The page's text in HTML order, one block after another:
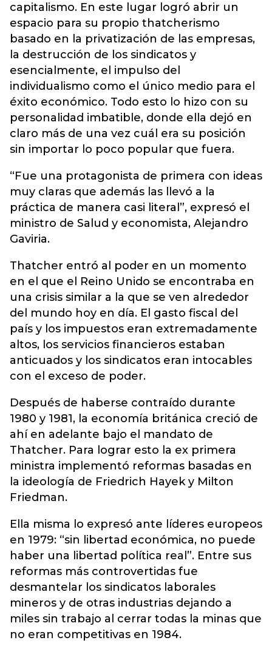
capitalismo. En este lugar logró abrir un
espacio para su propio thatcherismo
basado en la privatización de las empresas,
la destrucción de los sindicatos y
esencialmente, el impulso del
individualismo como el único medio para el
éxito económico. Todo esto lo hizo con su
personalidad imbatible, donde ella dejó en
claro más de una vez cuál era su posición
sin importar lo poco popular que fuera.
“Fue una protagonista de primera con ideas
muy claras que además las llevó a la
práctica de manera casi literal”, expresó el
ministro de Salud y economista, Alejandro
Gaviria.
Thatcher entró al poder en un momento
en el que el Reino Unido se encontraba en
una crisis similar a la que se ven alrededor
del mundo hoy en día. El gasto fiscal del
país y los impuestos eran extremadamente
altos, los servicios financieros estaban
anticuados y los sindicatos eran intocables
con el exceso de poder.
Después de haberse contraído durante
1980 y 1981, la economía británica creció de
ahí en adelante bajo el mandato de
Thatcher. Para lograr esto la ex primera
ministra implementó reformas basadas en
la ideología de Friedrich Hayek y Milton
Friedman.
Ella misma lo expresó ante líderes europeos
en 1979: “sin libertad económica, no puede
haber una libertad política real”. Entre sus
reformas más controvertidas fue
desmantelar los sindicatos laborales
mineros y de otras industrias dejando a
miles sin trabajo al cerrar todas la minas que
no eran competitivas en 1984.